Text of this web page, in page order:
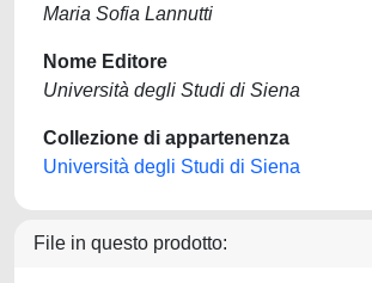
Maria Sofia Lannutti
Nome Editore
Università degli Studi di Siena
Collezione di appartenenza
Università degli Studi di Siena
File in questo prodotto: